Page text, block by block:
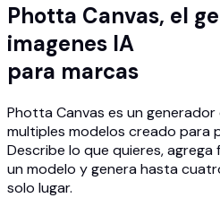
Photta Canvas, el
imagenes IA
para marcas
Photta Canvas es un generador
multiples modelos creado para
Describe lo que quieres,
un modelo y genera hasta
solo lugar.